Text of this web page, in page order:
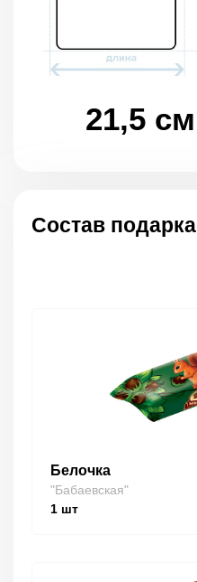
21,5 см
Состав подарка
Белочка
"Бабаевская"
1 шт